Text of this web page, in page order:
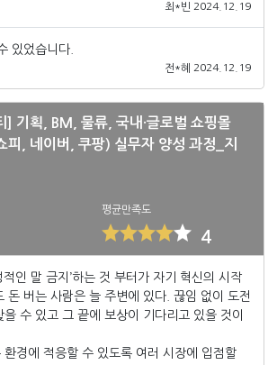
최*빈 2024.12.19
있었습니다.
전*혜 2024.12.19
] 기획, BM, 물류, 국내·글로벌 쇼핑몰
피, 네이버, 쿠팡) 실무자 양성 과정_지
평균만족도
4
적인 말 금지’하는 것 부터가 자기 혁신의 시작
돈 버는 사람은 늘 주변에 있다. 끊임 없이 도전
수 있고 그 끝에 보상이 기다리고 있을 것이
환경에 적응할 수 있도록 여러 시장에 입점할